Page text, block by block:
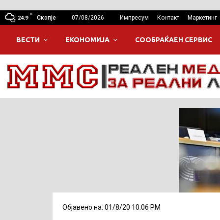
24.9
C
Скопје 07/08/2026 Импресум Контакт Маркетинг
ВЕСТИ ЕКОНОМИЈА СООБРАЌАЕН СЕРВИС
Објавено на: 01/8/20 10:06 PM